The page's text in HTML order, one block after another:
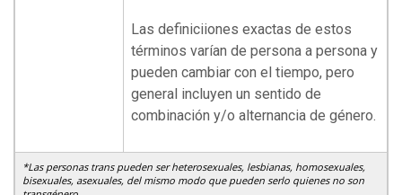
Las definiciiones exactas de estos
términos varían de persona a persona y
pueden cambiar con el tiempo, pero
general incluyen un sentido de
combinación y/o alternancia de género.
*Las personas trans pueden ser heterosexuales, lesbianas, homosexuales,
bisexuales, asexuales, del mismo modo que pueden serlo quienes no son